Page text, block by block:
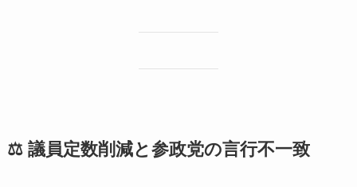
⚖️ 議員定数削減と参政党の言行不一致